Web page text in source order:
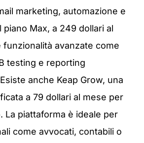
marketing, automazione e
piano Max, a 249 dollari al
funzionalità avanzate come
testing e reporting
anche Keap Grow, una
a 79 dollari al mese per
La piattaforma è ideale per
come avvocati, contabili o